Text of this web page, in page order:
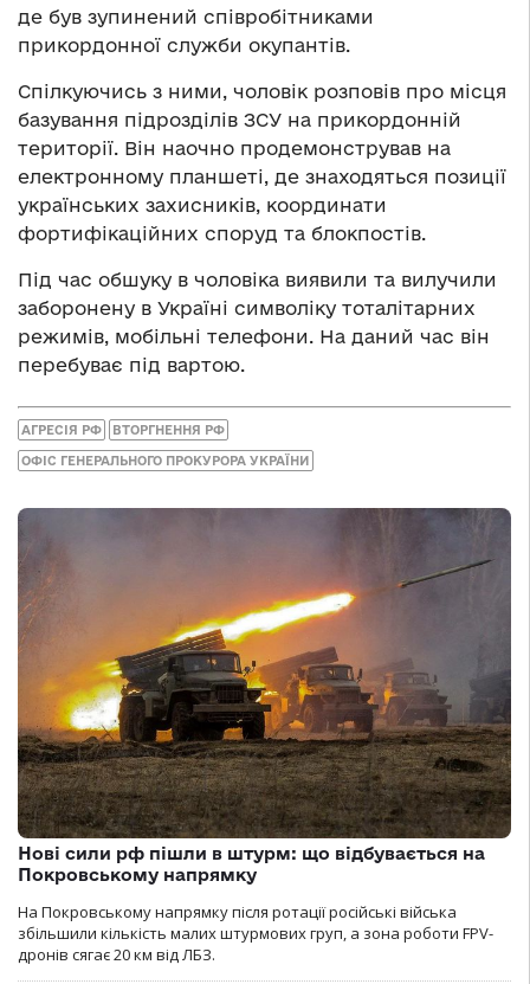
де був зупинений співробітниками
прикордонної служби окупантів.
Спілкуючись з ними, чоловік розповів про місця
базування підрозділів ЗСУ на прикордонній
території. Він наочно продемонстрував на
електронному планшеті, де знаходяться позиції
українських захисників, координати
фортифікаційних споруд та блокпостів.
Під час обшуку в чоловіка виявили та вилучили
заборонену в Україні символіку тоталітарних
режимів, мобільні телефони. На даний час він
перебуває під вартою.
АГРЕСІЯ РФ ВТОРГНЕННЯ РФ
ОФІС ГЕНЕРАЛЬНОГО ПРОКУРОРА УКРАЇНИ
Нові сили рф пішли в штурм: що відбувається на
Покровському напрямку
На Покровському напрямку після ротації російські війська
збільшили кількість малих штурмових груп, а зона роботи FPV-
дронів сягає 20 км від ЛБЗ.